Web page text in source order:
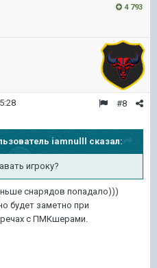
4 793
#8
iamnulll сказал:
игроку?
снарядов попадало)))
будет заметно при
с ПМКшерами.